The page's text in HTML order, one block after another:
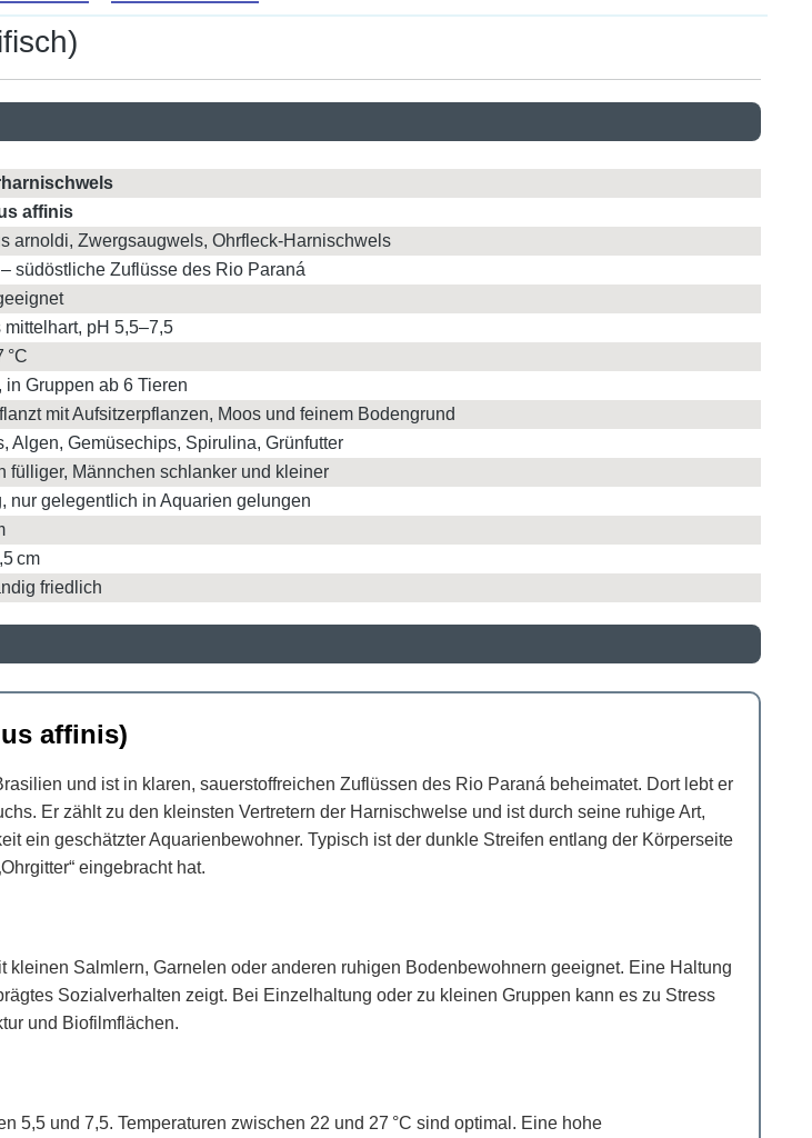
affinis
arnoldi, Zwergsaugwels, Ohrfleck-Harnischwels
südöstliche Zuflüsse des Rio Paraná
pH 5,5–7,5
°C
in Gruppen ab 6 Tieren
mit Aufsitzerpflanzen, Moos und feinem Bodengrund
Algen, Gemüsechips, Spirulina, Grünfutter
fülliger, Männchen schlanker und kleiner
nur gelegentlich in Aquarien gelungen
cm
friedlich
affinis)
und ist in klaren, sauerstoffreichen Zuflüssen des Rio Paraná beheimatet. Dort lebt er
Er zählt zu den kleinsten Vertretern der Harnischwelse und ist durch seine ruhige Art,
ein geschätzter Aquarienbewohner. Typisch ist der dunkle Streifen entlang der Körperseite
eingebracht hat.
Salmlern, Garnelen oder anderen ruhigen Bodenbewohnern geeignet. Eine Haltung
Sozialverhalten zeigt. Bei Einzelhaltung oder zu kleinen Gruppen kann es zu Stress
und Biofilmflächen.
5,5 und 7,5. Temperaturen zwischen 22 und 27 °C sind optimal. Eine hohe